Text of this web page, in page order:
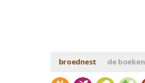
broednest de boeken